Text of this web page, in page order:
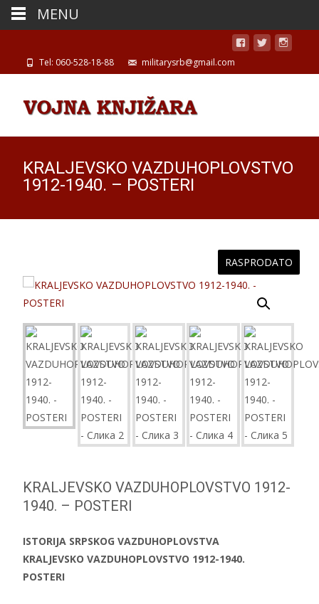
Tel: 060-528-18-88 militarysrb@gmail.com
KRALJEVSKO VAZDUHOPLOVSTVO
1912-1940. – POSTERI
RASPRODATO
KRALJEVSKO VAZDUHOPLOVSTVO 1912-
1940. – POSTERI
ISTORIJA SRPSKOG VAZDUHOPLOVSTVA
KRALJEVSKO VAZDUHOPLOVSTVO 1912-1940.
POSTERI
MENU